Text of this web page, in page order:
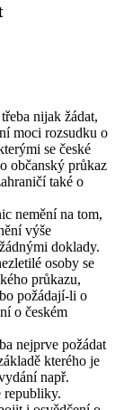
nijak žádat,
moci rozsudku o
se české
občanský průkaz
také o
nemění na tom,
výše
doklady.
osoby se
průkazu,
požádají-li o
o českém
nejprve požádat
kterého je
např.
republiky.